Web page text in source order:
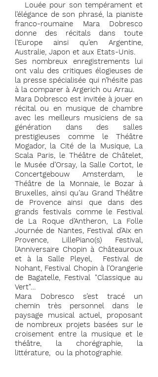
Louée pour son tempérament et
l’élégance de son phrasé, la pianiste
franco-roumaine Mara Dobresco
donne des récitals dans toute
l’Europe ainsi qu’en Argentine,
Australie, Japon et aux Etats-Unis.
Ses nombreux enregistrements lui
ont valu des critiques élogieuses de
la presse spécialisée qui n’hésite pas
à la comparer à Argerich ou Arrau.
Mara Dobresco est invitée à jouer en
récital ou en musique de chambre
avec les meilleurs musiciens de sa
génération dans des salles
prestigieuses comme le Théâtre
Mogador, la Cité de la Musique, La
Scala Paris, le Théâtre de Châtelet,
le Musée d’Orsay, la Salle Cortot, le
Concertgebouw Amsterdam, le
Théâtre de la Monnaie, le Bozar à
Bruxelles, ainsi qu’au Grand Théâtre
de Provence ainsi que dans des
grands festivals comme le Festival
de La Roque d’Antheron, La Folle
Journée de Nantes, Festival d’Aix en
Provence, LillePiano(s) Festival,
l’Anniversaire Chopin à Châteauroux
et à la Salle Pleyel, Festival de
Nohant, Festival Chopin à l’Orangerie
de Bagatelle, Festival "Classique au
Vert"…
Mara Dobresco s’est tracé un
chemin très personnel dans le
paysage musical actuel, proposant
de nombreux projets basées sur le
croisement entre la musique et le
théâtre, la chorégraphie, la
littérature, ou la photographie.